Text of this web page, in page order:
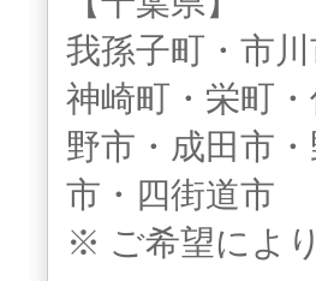
我孫子町・市
神崎町・栄町
野市・成田市
市・四街道市
※ ご希望によ